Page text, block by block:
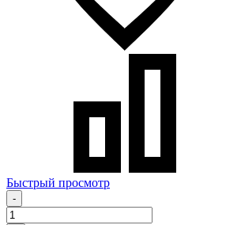
Быстрый просмотр
-